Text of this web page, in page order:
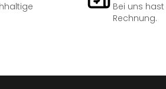
Bei uns
Rechnung.